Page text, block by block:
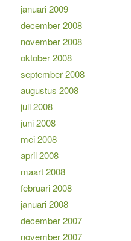
januari 2009
december 2008
november 2008
oktober 2008
september 2008
augustus 2008
juli 2008
juni 2008
mei 2008
april 2008
maart 2008
februari 2008
januari 2008
december 2007
november 2007